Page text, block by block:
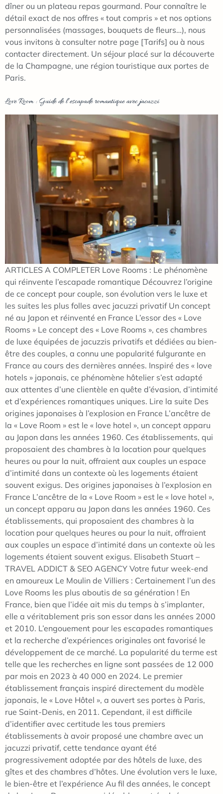
dîner ou un plateau repas gourmand. Pour connaître le
détail exact de nos offres « tout compris » et nos options
personnalisées (massages, bouquets de fleurs…), nous
vous invitons à consulter notre page [Tarifs] ou à nous
contacter directement. Un séjour placé sur la découverte
de la Champagne, une région touristique aux portes de
Paris.
Love Room : Guide de l’escapade romantique avec jacuzzi
ARTICLES A COMPLETER Love Rooms : Le phénomène
qui réinvente l’escapade romantique Découvrez l’origine
de ce concept pour couple, son évolution vers le luxe et
les suites les plus folles avec jacuzzi privatif Un concept
né au Japon et réinventé en France L’essor des « Love
Rooms » Le concept des « Love Rooms », ces chambres
de luxe équipées de jacuzzis privatifs et dédiées au bien-
être des couples, a connu une popularité fulgurante en
France au cours des dernières années. Inspiré des « love
hotels » japonais, ce phénomène hôtelier s’est adapté
aux attentes d’une clientèle en quête d’évasion, d’intimité
et d’expériences romantiques uniques. Lire la suite Des
origines japonaises à l’explosion en France L’ancêtre de
la « Love Room » est le « love hotel », un concept apparu
au Japon dans les années 1960. Ces établissements, qui
proposaient des chambres à la location pour quelques
heures ou pour la nuit, offraient aux couples un espace
d’intimité dans un contexte où les logements étaient
souvent exigus. Des origines japonaises à l’explosion en
France L’ancêtre de la « Love Room » est le « love hotel »,
un concept apparu au Japon dans les années 1960. Ces
établissements, qui proposaient des chambres à la
location pour quelques heures ou pour la nuit, offraient
aux couples un espace d’intimité dans un contexte où les
logements étaient souvent exigus. Elisabeth Stuart –
TRAVEL ADDICT & SEO AGENCY Votre futur week-end
en amoureux Le Moulin de Villiers : Certainement l’un des
Love Rooms les plus aboutis de sa génération ! En
France, bien que l’idée ait mis du temps à s’implanter,
elle a véritablement pris son essor dans les années 2000
et 2010. L’engouement pour les escapades romantiques
et la recherche d’expériences originales ont favorisé le
développement de ce marché. La popularité du terme est
telle que les recherches en ligne sont passées de 12 000
par mois en 2023 à 40 000 en 2024. Le premier
établissement français inspiré directement du modèle
japonais, le « Love Hôtel », a ouvert ses portes à Paris,
rue Saint-Denis, en 2011. Cependant, il est difficile
d’identifier avec certitude les tous premiers
établissements à avoir proposé une chambre avec un
jacuzzi privatif, cette tendance ayant été
progressivement adoptée par des hôtels de luxe, des
gîtes et des chambres d’hôtes. Une évolution vers le luxe,
le bien-être et l’expérience Au fil des années, le concept